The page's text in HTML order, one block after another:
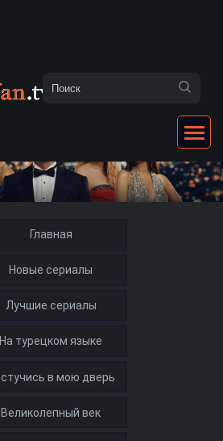
Главная
Новые сериалы
Лучшие сериалы
На турецком языке